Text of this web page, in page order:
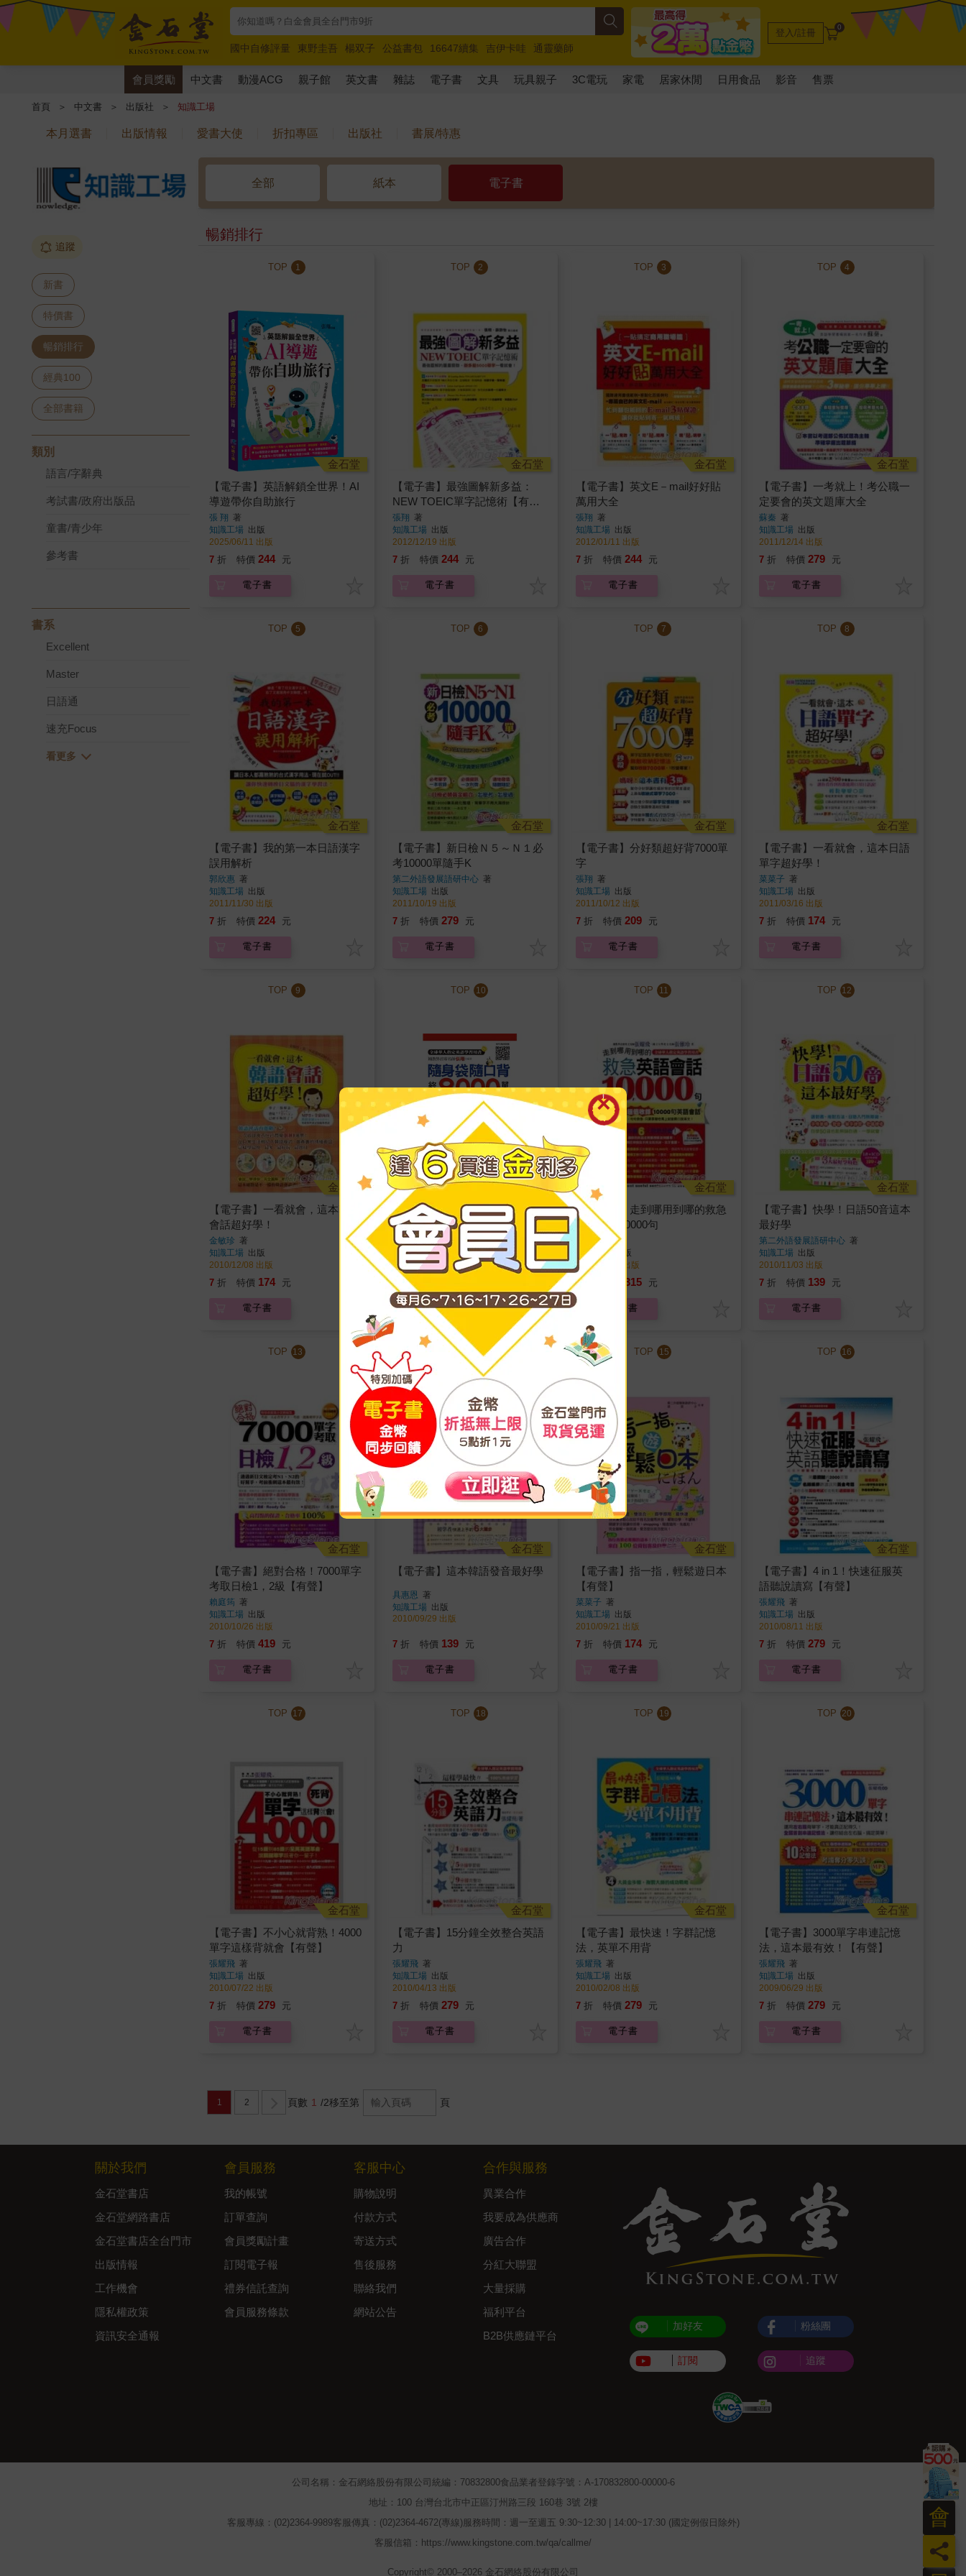
國中自修評量 東野圭吾 楊双子 公益書包 16647續集 吉伊卡哇
通靈藥師
唯紅花綻放
奧德賽 路邊攤新作 馬斯克 玩具總動員5 超慢跑
登入/註冊 0
會員獎勵 中文書 動漫ACG 親子館 英文書 雜誌 電子書 文具 玩具親子 3C電玩 家電 居家休閒 日用食品 影音 售票
首頁 ＞ 中文書 ＞ 出版社 ＞ 知識工場
本月選書 出版情報 愛書大使 折扣專區 出版社 書展/特惠
追蹤
新書
特價書
暢銷排行
經典100
全部書籍
類別
語言/字辭典
考試書/政府出版品
童書/青少年
參考書
書系
Excellent
Master
日語通
速充Focus
全部 紙本 電子書
暢銷排行
TOP 1
金石堂
【電子書】英語解鎖全世界！AI
導遊帶你自助旅行
張 翔 著
知識工場 出版
2025/06/11 出版
7 折 特價 244 元
電子書
TOP 2
金石堂
【電子書】最強圖解新多益：
NEW TOEIC單字記憶術【有
聲】
張翔 著
知識工場 出版
2012/12/19 出版
7 折 特價 244 元
電子書
TOP 3
金石堂
【電子書】英文E－mail好好貼
萬用大全
張翔 著
知識工場 出版
2012/01/11 出版
7 折 特價 244 元
電子書
TOP 4
金石堂
【電子書】一考就上！考公職一
定要會的英文題庫大全
蘇秦 著
知識工場 出版
2011/12/14 出版
7 折 特價 279 元
電子書
TOP 5
金石堂
【電子書】我的第一本日語漢字
誤用解析
郭欣惠 著
知識工場 出版
2011/11/30 出版
7 折 特價 224 元
電子書
TOP 6
金石堂
【電子書】新日檢Ｎ５～Ｎ１必
考10000單隨手K
第二外語發展語研中心著
知識工場 出版
2011/10/19 出版
7 折 特價 279 元
電子書
TOP 7
金石堂
【電子書】分好類超好背7000單
字
張翔 著
知識工場 出版
2011/10/12 出版
7 折 特價 209 元
電子書
TOP 8
金石堂
【電子書】一看就會，這本日語
單字超好學！
菜菜子 著
知識工場 出版
2011/03/16 出版
7 折 特價 174 元
電子書
TOP 9
金石堂
【電子書】一看就會，這本韓語
會話超好學！
金敏珍 著
知識工場 出版
2010/12/08 出版
7 折 特價 174 元
電子書
TOP 10
金石堂
【電子書】隨身袋隨口背：終極
8000單字
張翔著
知識工場出版
2010/12/08 出版
7 折
電子書
TOP 11
金石堂
【電子書】走到哪用到哪的救急
英語會話10000句
著
知識工場出版
2010/11/17 出版
7 折 315 元
電子書
TOP 12
金石堂
【電子書】快學！日語50音這本
最好學
第二外語發展語研中心著
知識工場 出版
2010/11/03 出版
7 折 特價 139 元
電子書
TOP 13
金石堂
【電子書】絕對合格！7000單字
考取日檢1，2級【有聲】
賴庭筠 著
知識工場 出版
2010/10/26 出版
7 折 特價 419 元
電子書
TOP 14
金石堂
【電子書】這本韓語發音最好學
具惠恩 著
知識工場 出版
2010/09/29 出版
7 折 特價 139 元
電子書
TOP 15
金石堂
【電子書】指一指，輕鬆遊日本
【有聲】
菜菜子 著
知識工場 出版
2010/09/21 出版
7 折 特價 174 元
電子書
TOP 16
金石堂
【電子書】4 in 1！快速征服英
語聽說讀寫【有聲】
張耀飛著
知識工場 出版
2010/08/11 出版
7 折 特價 279 元
電子書
TOP 17
金石堂
【電子書】不小心就背熟！4000
單字這樣背就會【有聲】
張耀飛 著
知識工場 出版
2010/07/22 出版
7 折 特價 279 元
電子書
TOP 18
金石堂
【電子書】15分鐘全效整合英語
力
張耀飛著
知識工場 出版
2010/04/13 出版
7 折 特價 279 元
電子書
TOP 19
金石堂
【電子書】最快速！字群記憶
法，英單不用背
張耀飛著
知識工場 出版
2010/02/08 出版
7 折 特價 279 元
電子書
TOP 20
金石堂
【電子書】3000單字串連記憶
法，這本最有效！【有聲】
張耀飛著
知識工場 出版
2009/06/29 出版
7 折 特價 279 元
電子書
1 2 頁數 1 /2移至第 頁
員
會
關於我們
金石堂書店
金石堂網路書店
金石堂書店全台門市
出版情報
工作機會
隱私權政策
資訊安全通報
會員服務
我的帳號
訂單查詢
會員獎勵計畫
訂閱電子報
禮券信託查詢
會員服務條款
客服中心
購物說明
付款方式
寄送方式
售後服務
聯絡我們
網站公告
合作與服務
異業合作
我要成為供應商
廣告合作
分紅大聯盟
大量採購
福利平台
B2B供應鏈平台
加好友
訂閱
粉絲團
追蹤
公司名稱：金石網絡股份有限公司 統編：70832800食品業者登錄字號：A-170832800-00000-6
地址：100 台灣台北市中正區汀州路三段 160巷 3號 2樓
客服專線：(02)2364-9989客服傳真：(02)2364-4672(專線) 服務時間：週一至週五 9:30~12:30 | 14:00~17:30 (國定例假日除外)
客服信箱：https://www.kingstone.com.tw/qa/callme/
Copyright© 2000–2026 金石網絡股份有限公司